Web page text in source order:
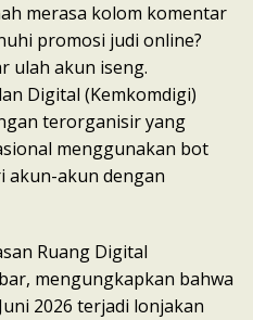
merasa kolom komentar
promosi judi online?
ulah akun iseng.
Digital (Kemkomdigi)
terorganisir yang
menggunakan bot
akun-akun dengan
Ruang Digital
mengungkapkan bahwa
2026 terjadi lonjakan